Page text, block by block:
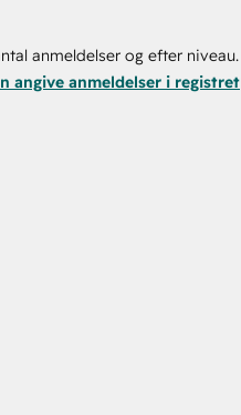
anmeldelser og efter niveau.
angive anmeldelser i registret